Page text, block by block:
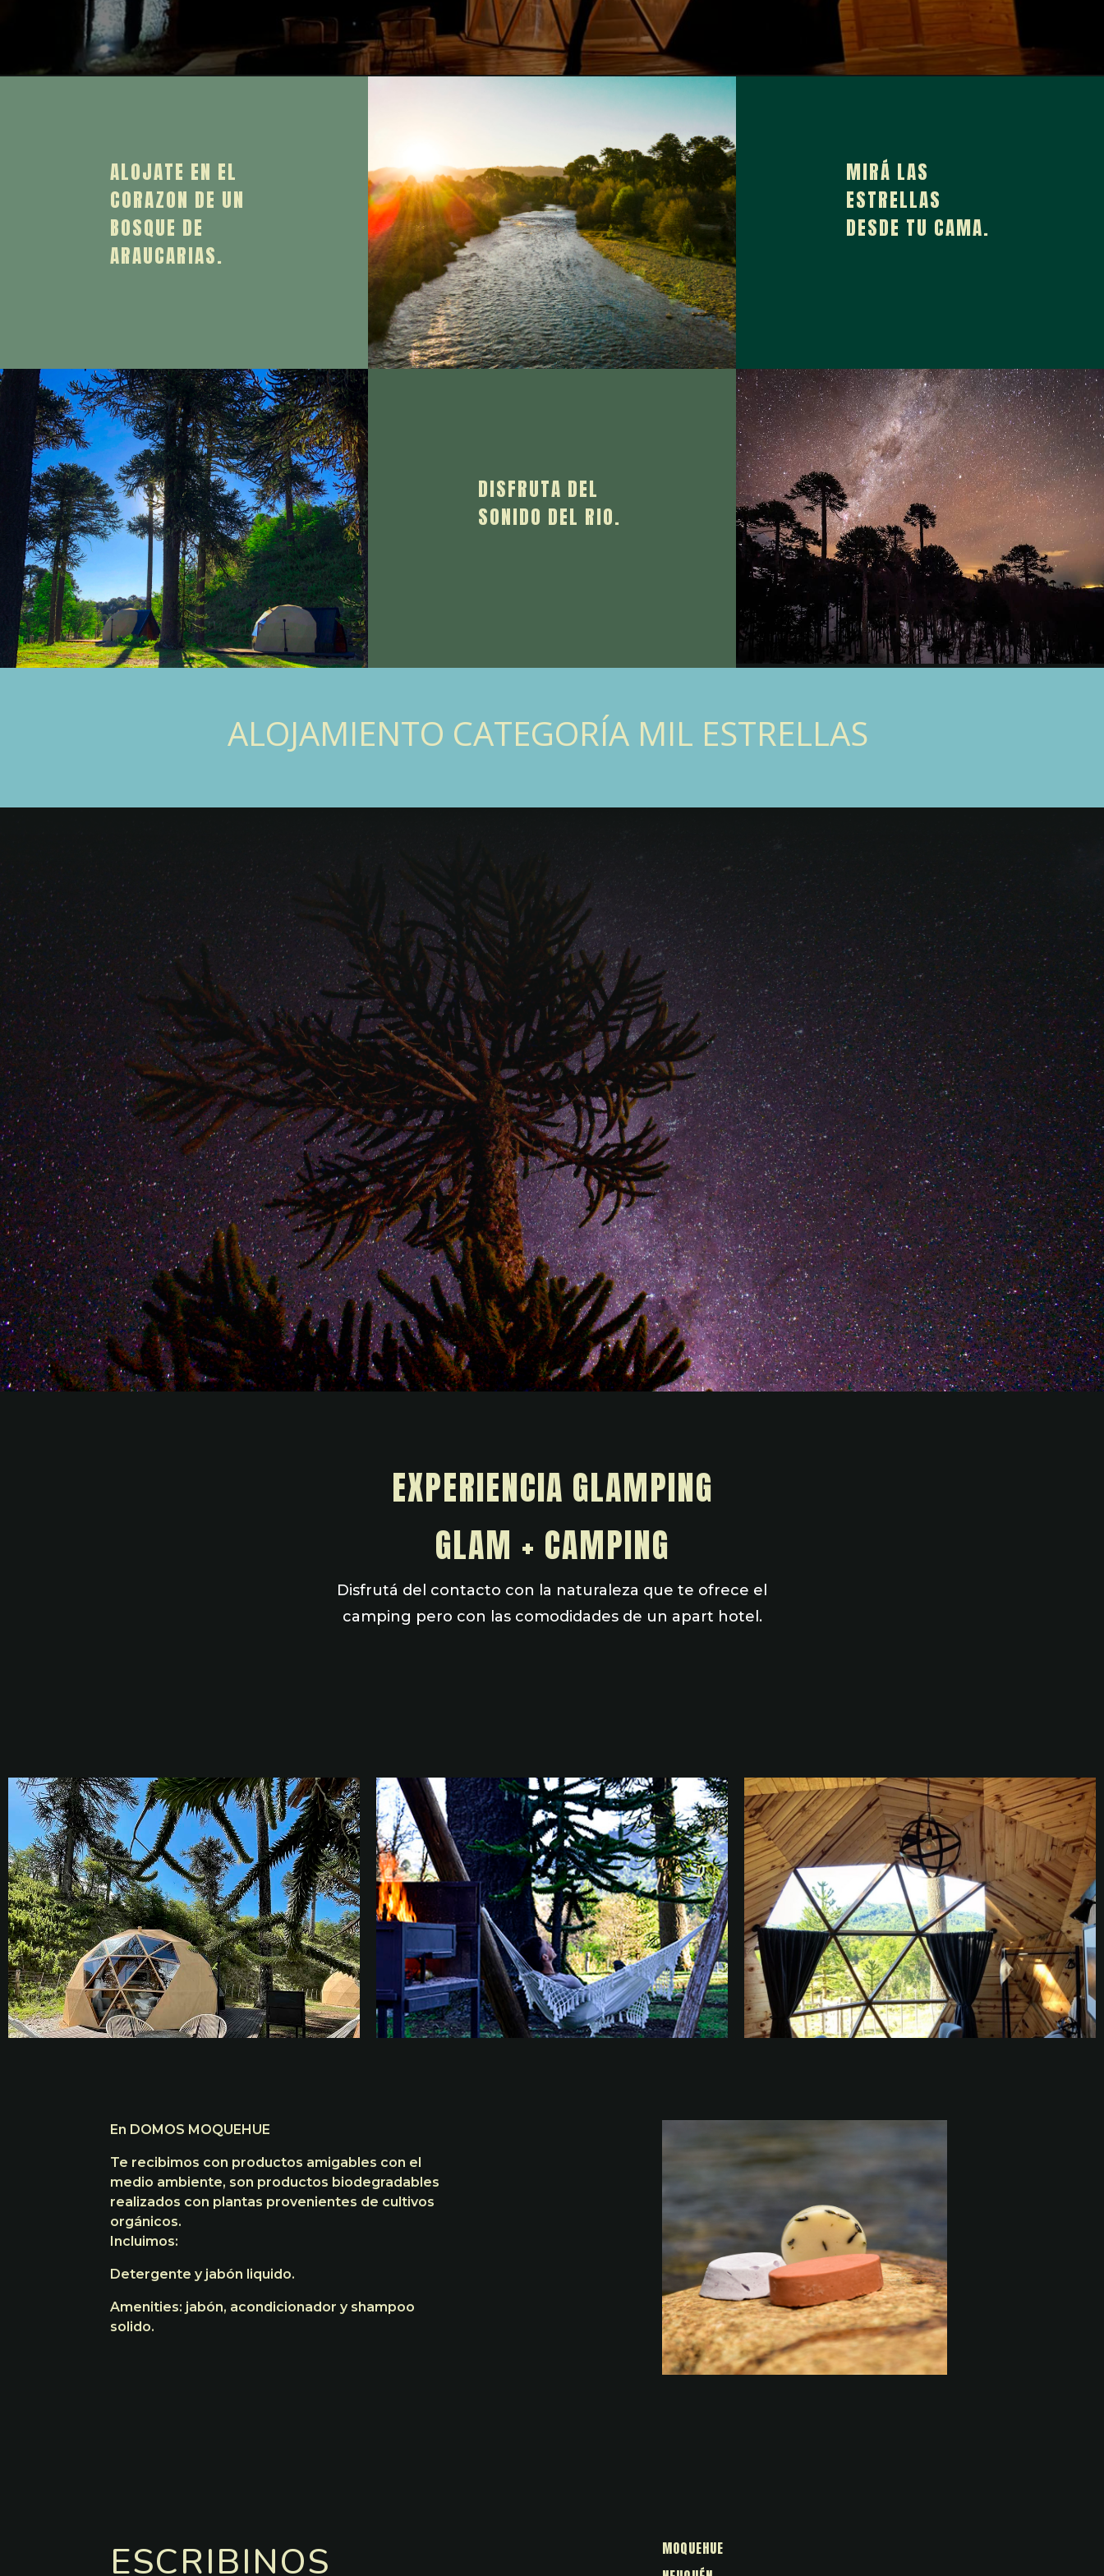
ALOJATE EN EL
CORAZON DE UN
BOSQUE DE
ARAUCARIAS.
MIRÁ LAS
ESTRELLAS
DESDE TU CAMA.
DISFRUTA DEL
SONIDO DEL RIO.
ALOJAMIENTO CATEGORÍA MIL ESTRELLAS
EXPERIENCIA GLAMPING
GLAM + CAMPING
Disfrutá del contacto con la naturaleza que te ofrece el
camping pero con las comodidades de un apart hotel.
En DOMOS MOQUEHUE
Te recibimos con productos amigables con el
medio ambiente, son productos biodegradables
realizados con plantas provenientes de cultivos
orgánicos.
Incluimos:
Detergente y jabón liquido.
Amenities: jabón, acondicionador y shampoo
solido.
ESCRIBINOS
MOQUEHUE